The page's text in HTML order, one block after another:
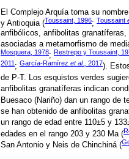
El Complejo Arquía toma su
y Antioquia (Toussaint, 1996; Toussaint
anfibólicos, anfibolitas
asociadas a metamorfismo de
Mosquera, 1978; Restrepo y Toussaint,
2011 ; García-Ramírez et al., 2017).
de P-T. Los esquistos verdes
anfibolitas granatíferas indican
Buesaco (Nariño) dan un rango de
se han obtenido de anfibolitas
un rango de edad entre 110±5 y
edades en el rango 203 y 230 Ma (
San Antonio y Neis de Chinchiná (